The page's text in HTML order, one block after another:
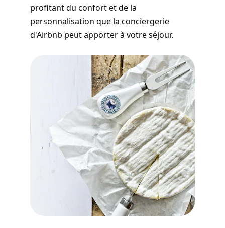
profitant du confort et de la
personnalisation que la conciergerie
d'Airbnb peut apporter à votre séjour.